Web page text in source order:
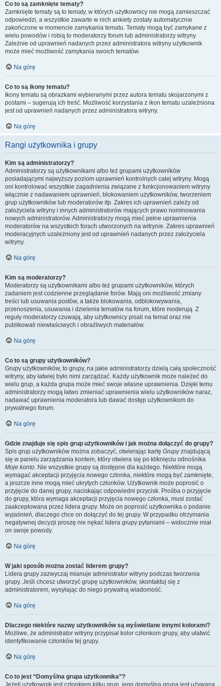
Co to są zamknięte tematy?
Zamknięte tematy są to tematy, w których użytkownicy nie mogą zamieszczać
odpowiedzi, a wszystkie zawarte w nich ankiety zostały automatycznie
zakończone w momencie zamykania tematu. Tematy mogą być zamykane z
wielu powodów i robią to moderatorzy forum lub administratorzy witryny.
Zależnie od uprawnień nadanych przez administratora witryny użytkownik
może mieć możliwość zamykania swoich tematów.
Na górę
Co to są ikony tematu?
Ikony tematu są obrazkami wybieranymi przez autora tematu skojarzonymi z
postami – sugerują ich treść. Możliwość korzystania z ikon tematu uzależniona
jest od uprawnień nadanych przez administratora witryny.
Na górę
Rangi użytkownika i grupy
Kim są administratorzy?
Administratorzy są użytkownikami albo też grupami użytkowników
posiadającymi najwyższy poziom uprawnień kontrolnych całej witryny. Mogą
oni kontrolować wszystkie zagadnienia związane z funkcjonowaniem witryny
włącznie z nadawaniem uprawnień, blokowaniem użytkowników, tworzeniem
grup użytkowników lub moderatorów itp. Zakres ich uprawnień zależy od
założyciela witryny i innych administratorów mających prawo nominowania
nowych administratorów. Administratorzy mogą mieć pełne uprawnienia
moderatorów na wszystkich forach utworzonych na witrynie. Zakres uprawnień
moderacyjnych uzależniony jest od uprawnień nadanych przez założyciela
witryny.
Na górę
Kim są moderatorzy?
Moderatorzy są użytkownikami albo też grupami użytkowników, których
zadaniem jest codzienne przeglądanie forów. Mają oni możliwość zmiany
treści lub usuwania postów, a także blokowania, odblokowywania,
przenoszenia, usuwania i dzielenia tematów na forum, które moderują. Z
reguły moderatorzy czuwają, aby użytkownicy pisali na temat oraz nie
publikowali niewłaściwych i obraźliwych materiałów.
Na górę
Co to są grupy użytkowników?
Grupy użytkowników, to grupy, na jakie administratorzy dzielą całą społeczność
witryny, aby łatwiej było nimi zarządzać. Każdy użytkownik może należeć do
wielu grup, a każda grupa może mieć swoje własne uprawnienia. Dzięki temu
administratorzy mogą łatwo zmieniać uprawnienia wielu użytkowników naraz,
nadawać uprawnienia moderatora lub dawać dostęp użytkownikom do
prywatnego forum.
Na górę
Gdzie znajduje się spis grup użytkowników i jak można dołączyć do grupy?
Spis grup użytkowników można zobaczyć, otwierając kartę Grupyznajdującą
się w panelu zarządzania kontem, który otwiera się po kliknięciu odnośnika
Moje konto. Nie wszystkie grupy są dostępne dla każdego. Niektóre mogą
wymagać akceptacji przyjęcia nowego członka, niektóre mogą być zamknięte,
a jeszcze inne mogą mieć ukrytych członków. Użytkownik może poprosić o
przyjęcie do danej grupy, naciskając odpowiedni przycisk. Prośba o przyjęcie
do grupy, która wymaga akceptacji przyjęcia nowego członka, musi zostać
zaakceptowana przez lidera grupy. Może on poprosić użytkownika o podanie
wyjaśnień, dlaczego chce on dołączyć do tej grupy. W przypadku otrzymania
negatywnej decyzji proszę nie nękać lidera grupy pytaniami – widocznie miał
on swoje powody.
Na górę
W jaki sposób można zostać liderem grupy?
Lidera grupy zazwyczaj mianuje administrator witryny podczas tworzenia
grupy. Jeśli chcesz utworzyć grupę użytkowników, skontaktuj się z
administratorem, wysyłając do niego prywatną wiadomość.
Na górę
Dlaczego niektóre nazwy użytkowników są wyświetlane innymi kolorami?
Możliwe, że administrator witryny przypisał kolor członkom grupy, aby ułatwić
identyfikowanie członków tej grupy.
Na górę
Co to jest “Domyślna grupa użytkownika”?
Jeżeli użytkownik jest członkiem kilku grup, jego domyślna grupa jest używana